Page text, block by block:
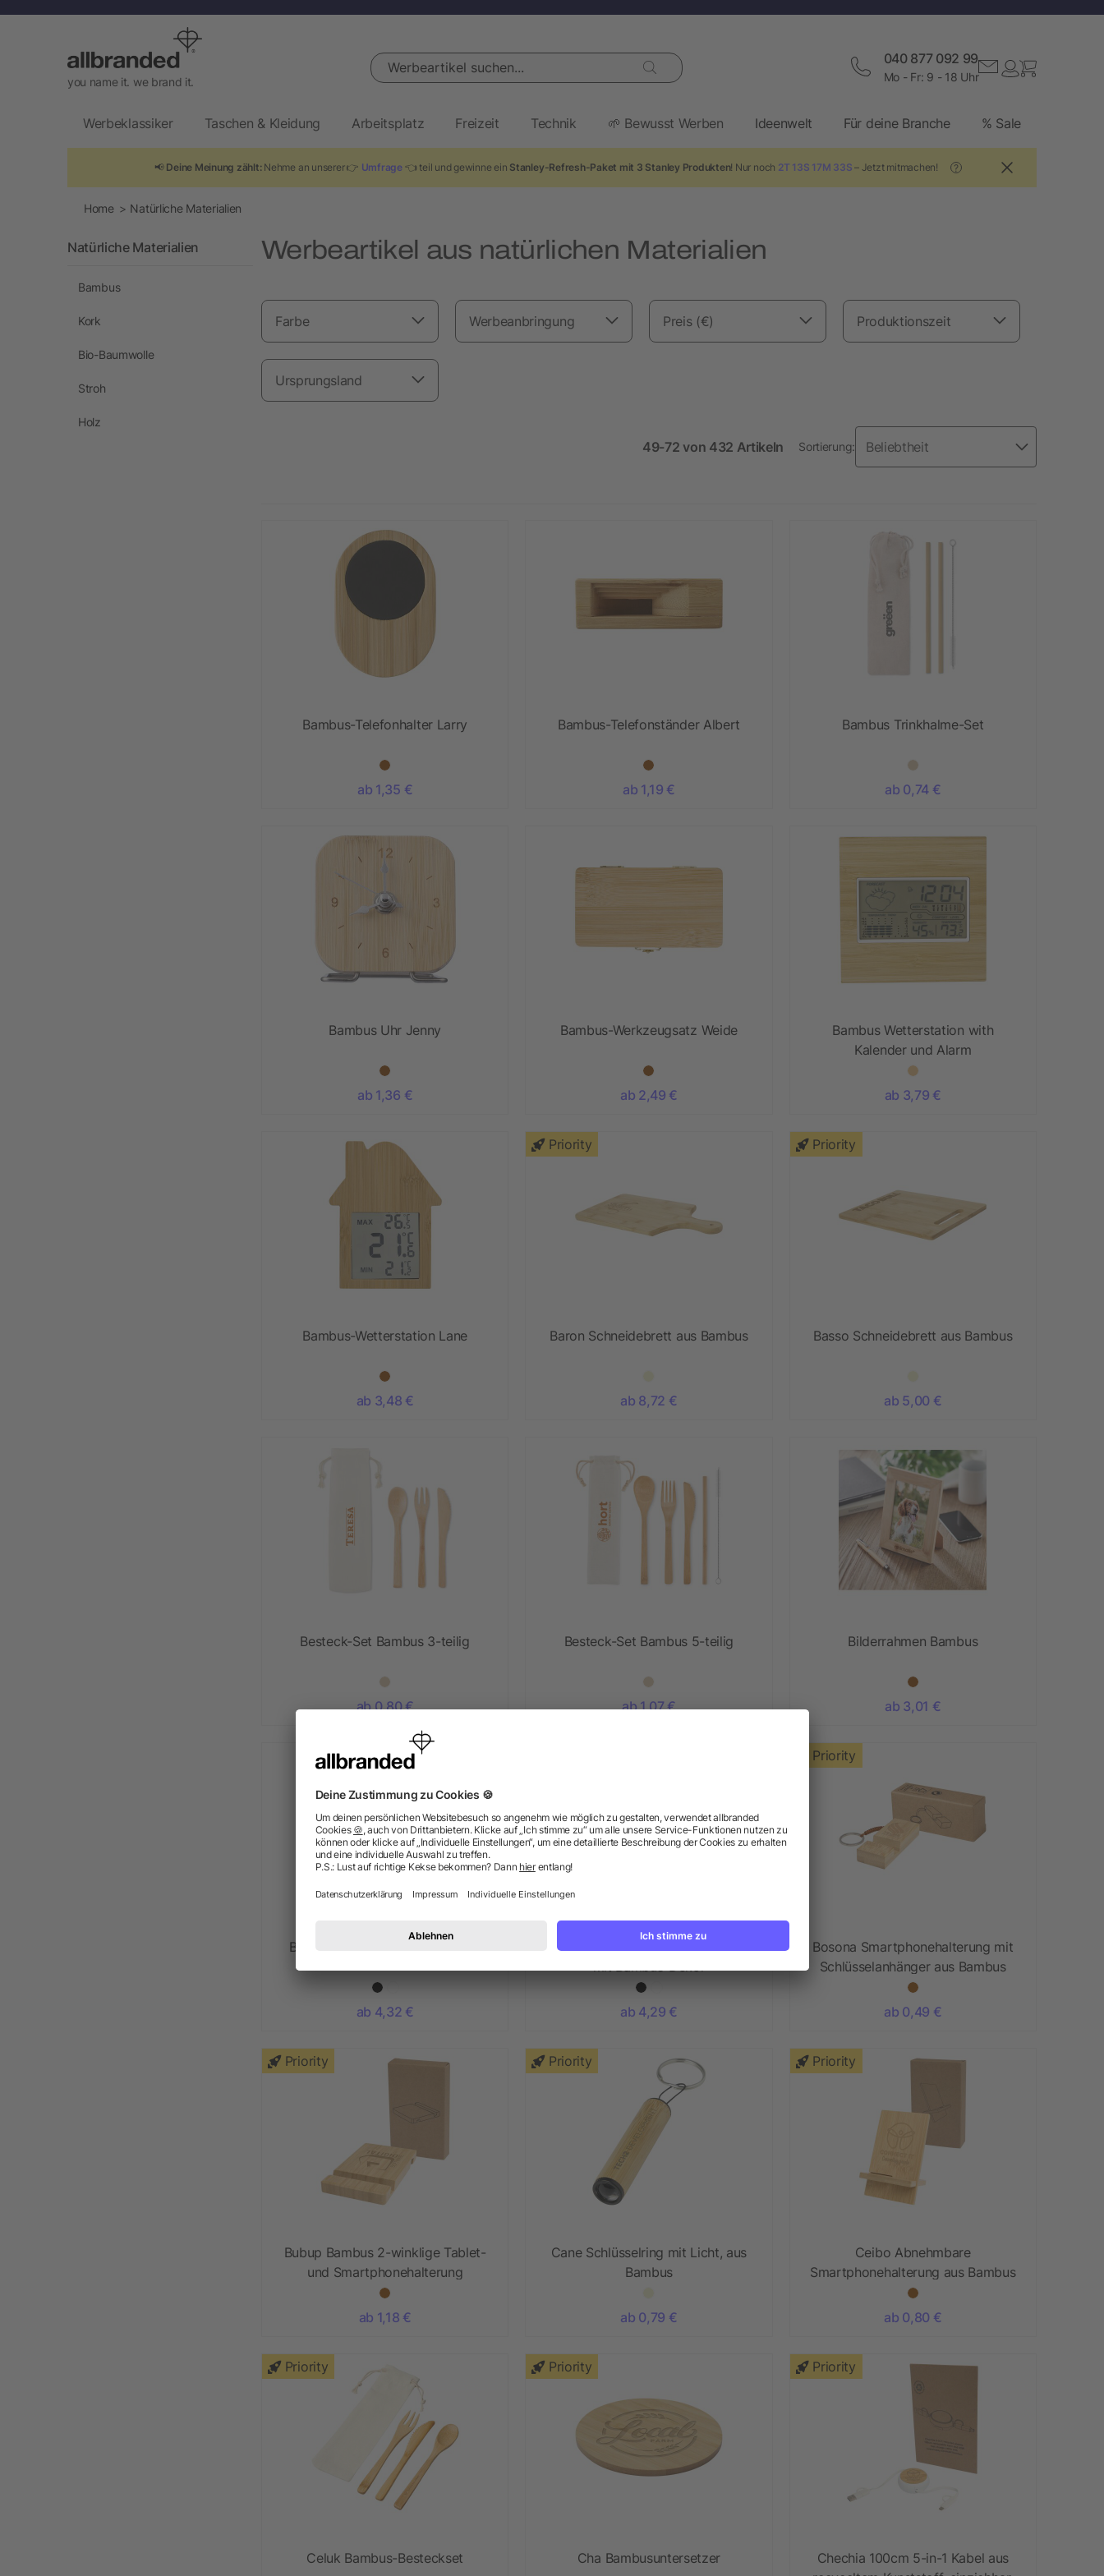
you name it. we brand it.
Werbeartikel suchen... 040 877 092 99
Mo - Fr: 9 - 18 Uhr
Werbeklassiker Taschen & Kleidung Arbeitsplatz Freizeit Technik 🌱 Bewusst Werben Ideenwelt Für deine Branche % Sale
📢 Deine Meinung zählt:Nehme an unserer 👉 Umfrage 👈 teil und gewinne ein Stanley-Refresh-Paket mit 3 Stanley Produkten! Nur noch 2T 13S 17M 32S– Jetzt mitmachen! ?
Home Natürliche Materialien
Werbeartikel aus natürlichen Materialien
Farbe Werbeanbringung Preis (€) Produktionszeit
Ursprungsland
49-72 von 432 Artikeln Sortierung:
Bambus-Telefonhalter Larry
ab 1,35 €
Bambus-Telefonständer Albert
ab 1,19 €
Bambus Trinkhalme-Set
ab 0,74 €
Bambus Uhr Jenny
ab 1,36 €
Bambus-Werkzeugsatz Weide
ab 2,49 €
Bambus Wetterstation with
Kalender und Alarm
ab 3,79 €
Bambus-Wetterstation Lane
ab 3,48 €
Priority
Baron Schneidebrett aus Bambus
ab 8,72 €
Priority
Basso Schneidebrett aus Bambus
ab 5,00 €
Besteck-Set Bambus 3-teilig
ab 0,80 €
Besteck-Set Bambus 5-teilig
ab 1,07 €
Bilderrahmen Bambus
ab 3,01 €
Bluetooth Lautsprecher Bambus
ab 4,32 €
Bluetooth Lautsprecher aus ABS
ab 4,29 €
Priority
Bosona Smartphonehalterung mit
Schlüsselanhänger aus Bambus
ab 0,49 €
Priority
Bubup Bambus 2-winklige Tablet-
und Smartphonehalterung
ab 1,18 €
Priority
Cane Schlüsselring mit Licht, aus
Bambus
ab 0,79 €
Priority
Ceibo Abnehmbare
Smartphonehalterung aus Bambus
ab 0,80 €
Priority
Celuk Bambus-Besteckset
Priority
Cha Bambusuntersetzer
Priority
Chechia 100cm 5-in-1 Kabel aus
Natürliche Materialien
Bambus
Kork
Bio-Baumwolle
Stroh
Holz